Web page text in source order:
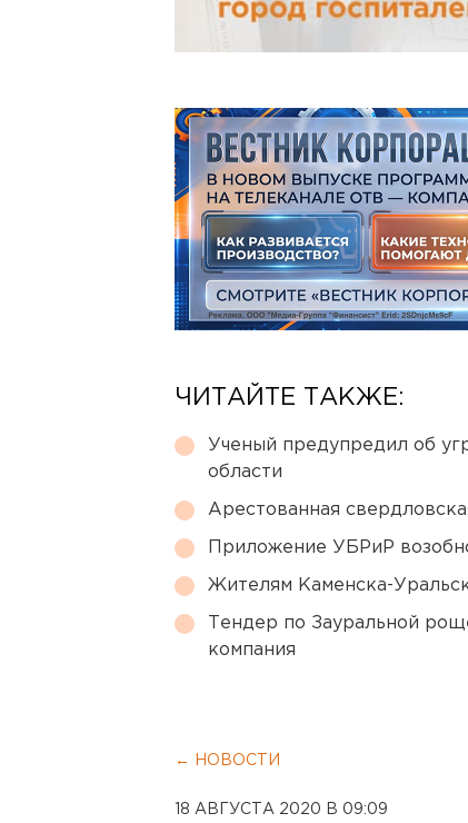
ЧИТАЙТЕ ТАКЖЕ:
Ученый предупредил об
области
Арестованная
Приложение УБРиР
Жителям Каменска-
Тендер по Зауральной
компания
← НОВОСТИ
18 АВГУСТА 2020 В 09:09